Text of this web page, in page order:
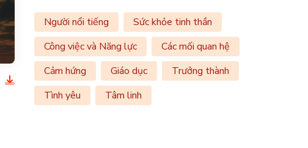
Người nổi tiếng
Sức khỏe tinh thần
Công việc và Năng lực
Các mối quan hệ
Cảm hứng
Giáo dục
Trưởng thành
Tình yêu
Tâm linh